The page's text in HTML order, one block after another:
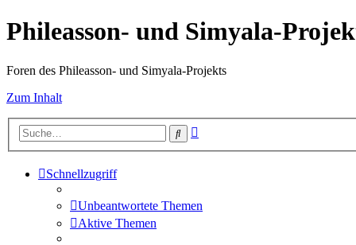
Phileasson- und Simyala-
Foren des Phileasson- und Simyala-Projekts
Zum Inhalt
Suche
Schnellzugriff
Unbeantwortete Themen
Aktive Themen